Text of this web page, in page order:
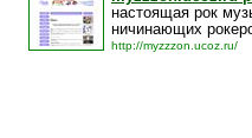
настоящая рок
ничинающих
http://myzzzon.ucoz.ru/